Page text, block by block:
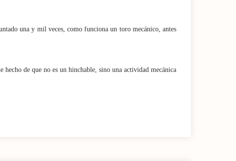
una y mil veces, como funciona un toro mecánico, antes
de que no es un hinchable, sino una actividad mecánica